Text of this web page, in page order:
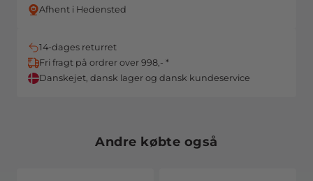
Afhent i Hedensted
14-dages returret
Fri fragt på ordrer over 998,- *
Danskejet, dansk lager og dansk kundeservice
Andre købte også